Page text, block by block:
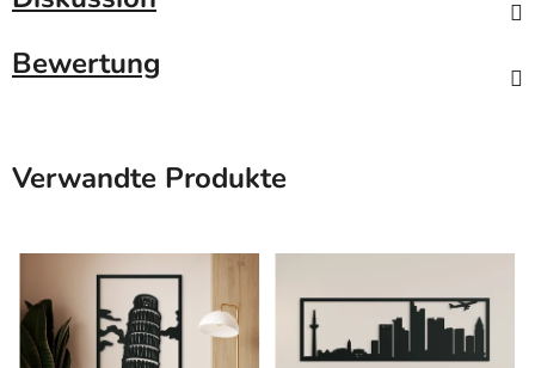
Bewertung
Verwandte Produkte